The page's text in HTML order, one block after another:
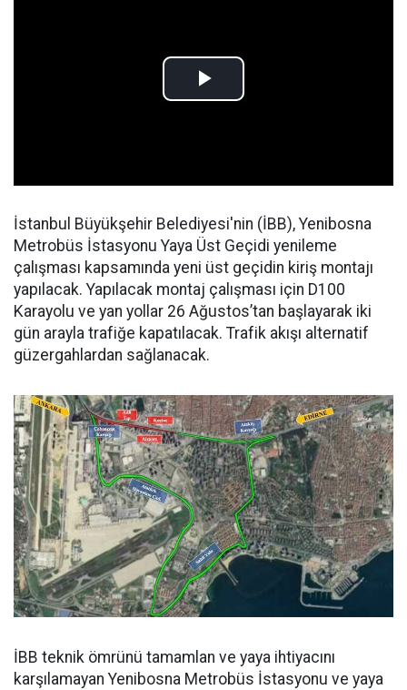
İstanbul Büyükşehir Belediyesi'nin (İBB), Yenibosna
Metrobüs İstasyonu Yaya Üst Geçidi yenileme
çalışması kapsamında yeni üst geçidin kiriş montajı
yapılacak. Yapılacak montaj çalışması için D100
Karayolu ve yan yollar 26 Ağustos’tan başlayarak iki
gün arayla trafiğe kapatılacak. Trafik akışı alternatif
güzergahlardan sağlanacak.
İBB teknik ömrünü tamamlan ve yaya ihtiyacını
karşılamayan Yenibosna Metrobüs İstasyonu ve yaya